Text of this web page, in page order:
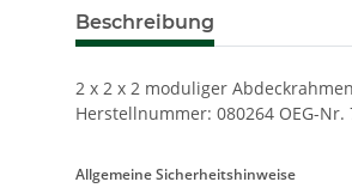
Beschreibung
2 x 2 x 2 moduliger
Herstellnummer: 080264 OEG-
Allgemeine Sicherheitshinweise